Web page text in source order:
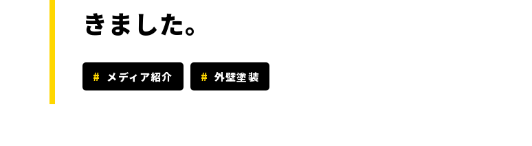
きました。
メディア紹介 外壁塗装